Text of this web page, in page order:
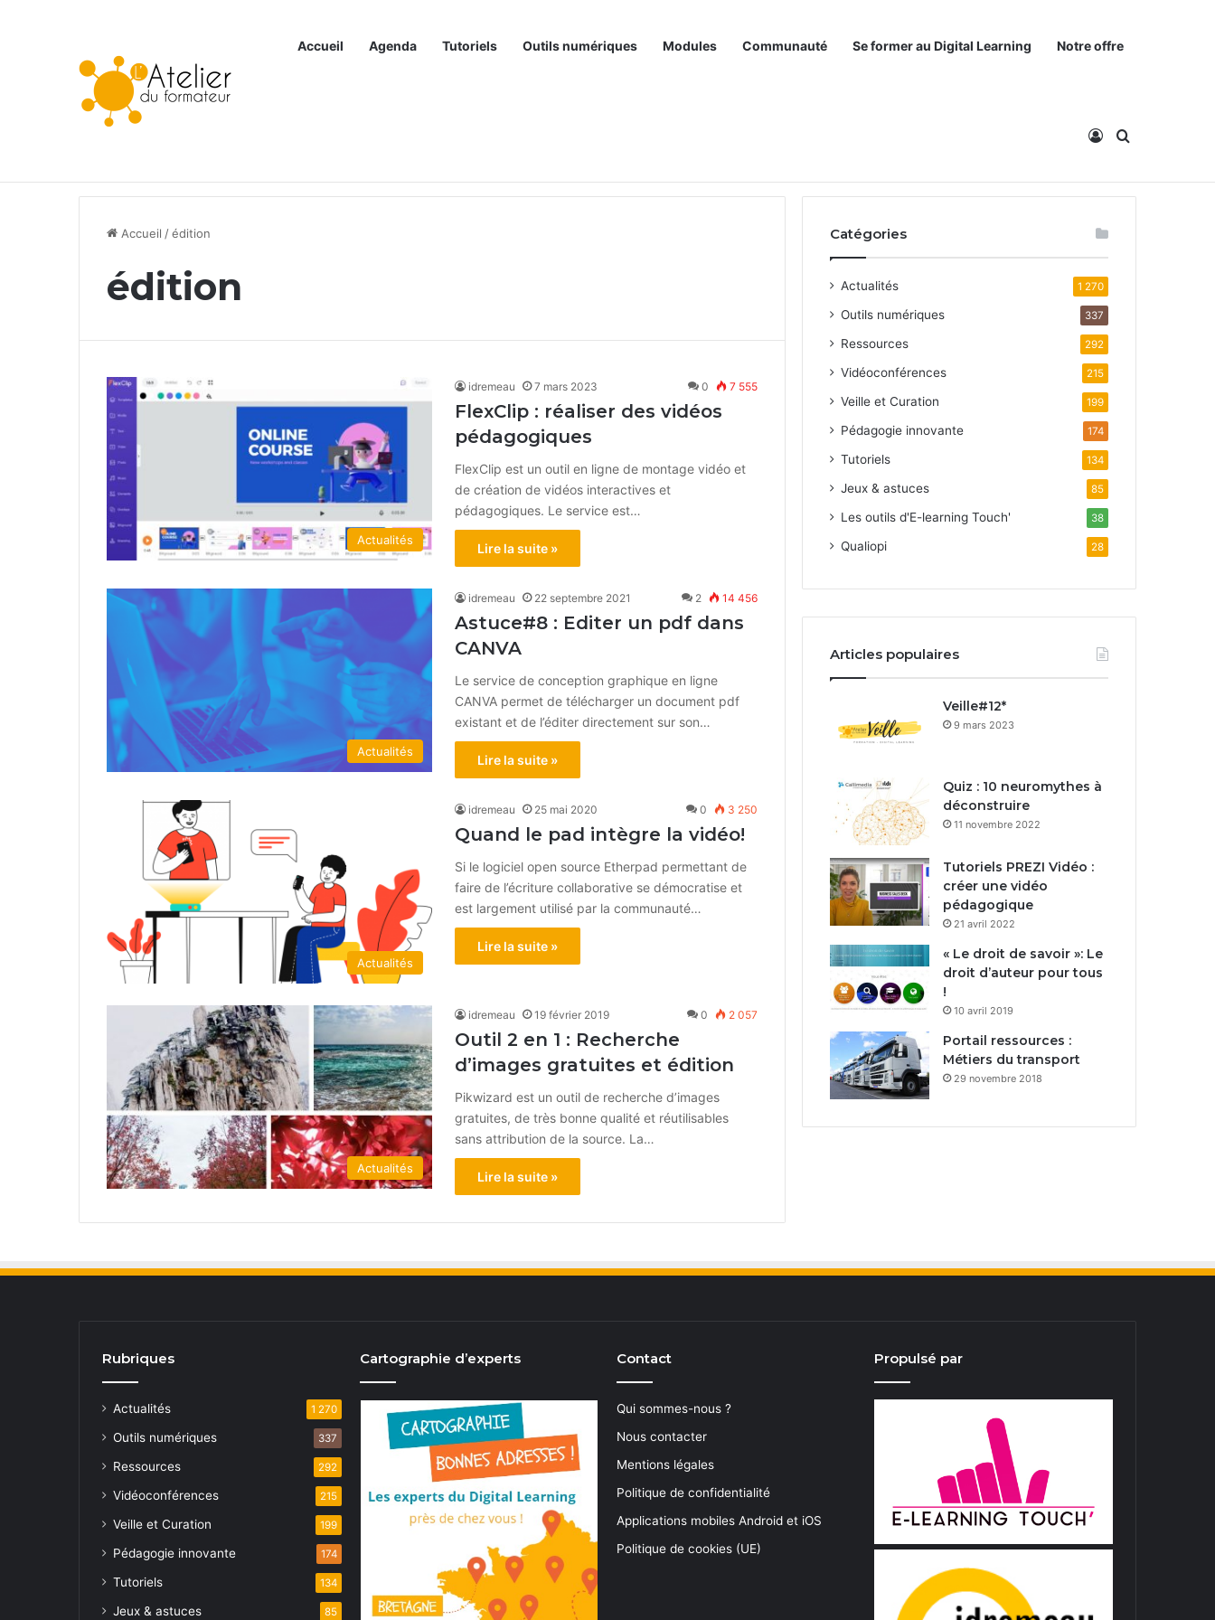
Accueil Agenda Tutoriels Outils numériques Modules Communauté Se former au Digital Learning Notre offre
Connexion
Rechercher
Accueil /édition
édition
Actualités
idremeau 7 mars 2023 0 7 555
FlexClip : réaliser des vidéos
pédagogiques
FlexClip est un outil en ligne de montage vidéo et
de création de vidéos interactives et
pédagogiques. Le service est…
Lire la suite »
Actualités
idremeau 22 septembre 2021 2 14 456
Astuce#8 : Editer un pdf dans
CANVA
Le service de conception graphique en ligne
CANVA permet de télécharger un document pdf
existant et de l’éditer directement sur son…
Lire la suite »
Actualités
idremeau 25 mai 2020 0 3 250
Quand le pad intègre la vidéo!
Si le logiciel open source Etherpad permettant de
faire de l’écriture collaborative se démocratise et
est largement utilisé par la communauté…
Lire la suite »
Actualités
idremeau 19 février 2019 0 2 057
Outil 2 en 1 : Recherche
d’images gratuites et édition
Pikwizard est un outil de recherche d’images
gratuites, de très bonne qualité et réutilisables
sans attribution de la source. La…
Lire la suite »
Catégories
Actualités 1 270
Outils numériques 337
Ressources 292
Vidéoconférences 215
Veille et Curation 199
Pédagogie innovante 174
Tutoriels 134
Jeux & astuces 85
Les outils d'E-learning Touch' 38
Qualiopi 28
Articles populaires
Veille#12*
9 mars 2023
Quiz : 10 neuromythes à
déconstruire
11 novembre 2022
Tutoriels PREZI Vidéo :
créer une vidéo
pédagogique
21 avril 2022
« Le droit de savoir »: Le
droit d’auteur pour tous
!
10 avril 2019
Portail ressources :
Métiers du transport
29 novembre 2018
Rubriques
Actualités 1 270
Outils numériques 337
Ressources 292
Vidéoconférences 215
Veille et Curation 199
Pédagogie innovante 174
Tutoriels 134
Jeux & astuces 85
Cartographie d’experts Contact
Qui sommes-nous ?
Nous contacter
Mentions légales
Politique de confidentialité
Applications mobiles Android et iOS
Politique de cookies (UE)
Propulsé par